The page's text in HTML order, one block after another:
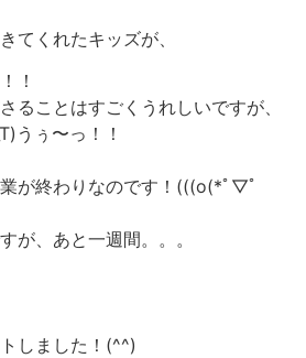
てくれたキッズが、
！
ることはすごくうれしいですが、
うぅ〜っ！！
が終わりなのです！(((o(*ﾟ▽ﾟ
が、あと一週間。。。
しました！(^^)